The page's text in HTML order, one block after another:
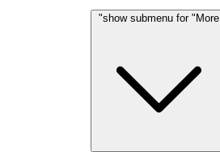
show submenu for "More"